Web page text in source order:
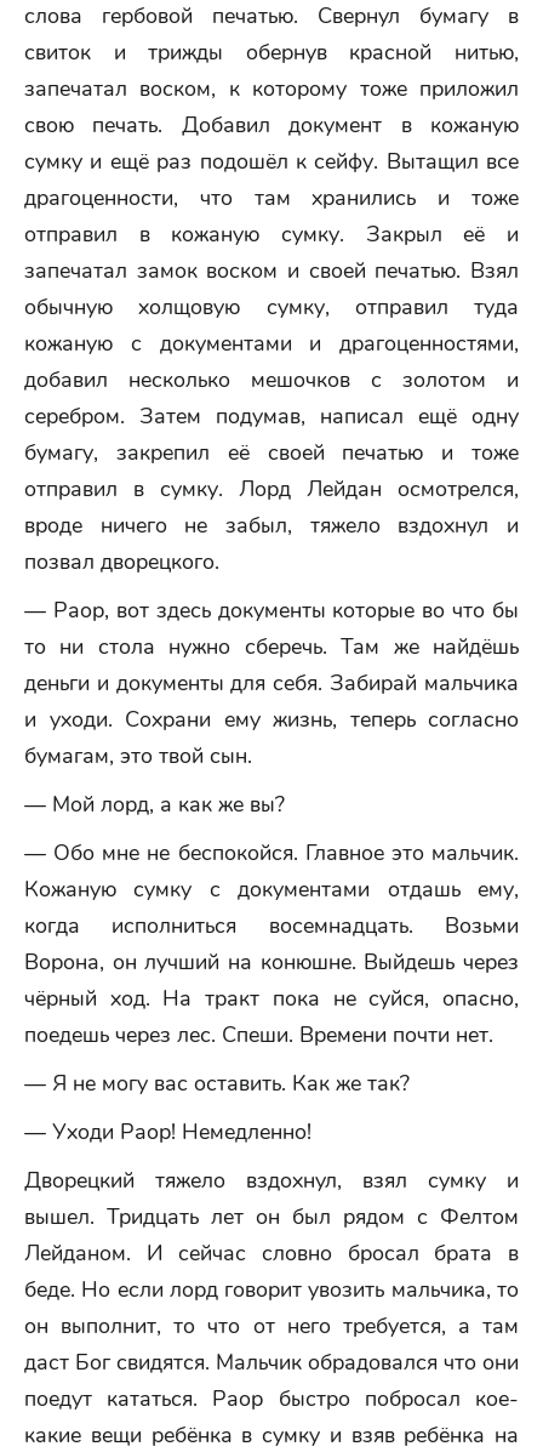
слова гербовой печатью. Свернул бумагу в
свиток и трижды обернув красной нитью,
запечатал воском, к которому тоже приложил
свою печать. Добавил документ в кожаную
сумку и ещё раз подошёл к сейфу. Вытащил все
драгоценности, что там хранились и тоже
отправил в кожаную сумку. Закрыл её и
запечатал замок воском и своей печатью. Взял
обычную холщовую сумку, отправил туда
кожаную с документами и драгоценностями,
добавил несколько мешочков с золотом и
серебром. Затем подумав, написал ещё одну
бумагу, закрепил её своей печатью и тоже
отправил в сумку. Лорд Лейдан осмотрелся,
вроде ничего не забыл, тяжело вздохнул и
позвал дворецкого.
— Раор, вот здесь документы которые во что бы
то ни стола нужно сберечь. Там же найдёшь
деньги и документы для себя. Забирай мальчика
и уходи. Сохрани ему жизнь, теперь согласно
бумагам, это твой сын.
— Мой лорд, а как же вы?
— Обо мне не беспокойся. Главное это мальчик.
Кожаную сумку с документами отдашь ему,
когда исполниться восемнадцать. Возьми
Ворона, он лучший на конюшне. Выйдешь через
чёрный ход. На тракт пока не суйся, опасно,
поедешь через лес. Спеши. Времени почти нет.
— Я не могу вас оставить. Как же так?
— Уходи Раор! Немедленно!
Дворецкий тяжело вздохнул, взял сумку и
вышел. Тридцать лет он был рядом с Фелтом
Лейданом. И сейчас словно бросал брата в
беде. Но если лорд говорит увозить мальчика, то
он выполнит, то что от него требуется, а там
даст Бог свидятся. Мальчик обрадовался что они
поедут кататься. Раор быстро побросал кое-
какие вещи ребёнка в сумку и взяв ребёнка на